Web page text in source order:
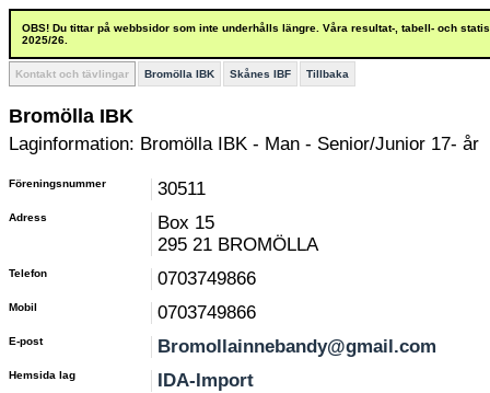
OBS! Du tittar på webbsidor som inte underhålls längre. Våra resultat-, tabell- och
2025/26.
Kontakt och tävlingar Bromölla IBK Skånes IBF Tillbaka
Bromölla IBK
Laginformation: Bromölla IBK - Man - Senior/Junior 17- år
Föreningsnummer 30511
Adress
Box 15
295 21 BROMÖLLA
Telefon 0703749866
Mobil 0703749866
E-post Bromollainnebandy@gmail.com
Hemsida lag IDA-Import